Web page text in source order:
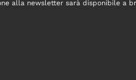
alla newsletter sarà disponibile a